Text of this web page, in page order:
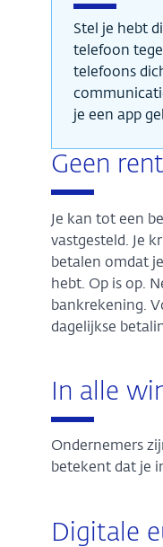
Stel je hebt
telefoon
telefoons
je een app
Geen
Je kan tot een
vastgesteld. Je
betalen omdat
hebt. Op is op.
bankrekening.
dagelijkse
In alle
Ondernemers
betekent dat je
Digitale